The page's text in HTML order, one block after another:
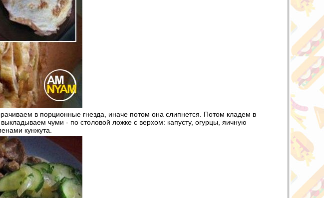
в порционные гнезда, иначе потом она слипнется. Потом кладем в
чуми - по столовой ложке с верхом: капусту, огурцы, яичную
кунжута.